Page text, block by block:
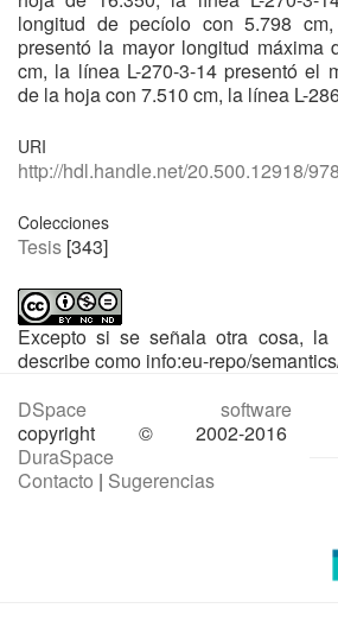
longitud de pecíolo con 5.798
presentó la mayor longitud máxima
cm, la línea L-270-3-14 presentó el
de la hoja con 7.510 cm, la línea L-
URI
http://hdl.handle.net/20.500.12918/
Colecciones
Tesis [343]
Excepto si se señala otra cosa,
describe como info:eu-repo/
DSpace software
copyright © 2002-2016
DuraSpace
Contacto | Sugerencias